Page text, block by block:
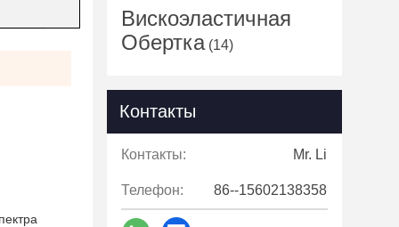
Вискоэластичная
Обертка(14)
Контакты
Контакты: Mr. Li
Телефон: 86--15602138358